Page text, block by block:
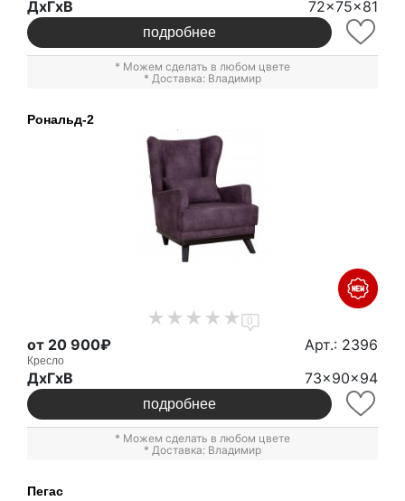
ДxГxВ 72x75x81
подробнее
* Можем сделать в любом цвете
* Доставка: Владимир
Рональд-2
0
от 20 900₽ Арт.: 2396
Кресло
ДxГxВ 73x90x94
подробнее
* Можем сделать в любом цвете
* Доставка: Владимир
Пегас